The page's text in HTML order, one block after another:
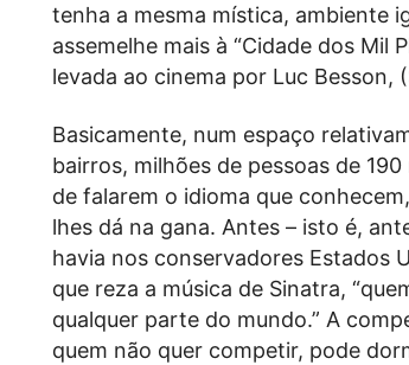
tenha a mesma mística, ambiente
assemelhe mais à “Cidade dos Mil
levada ao cinema por Luc Besson,
Basicamente, num espaço
bairros, milhões de pessoas de
de falarem o idioma que
lhes dá na gana. Antes – isto é,
havia nos conservadores Estados
que reza a música de Sinatra,
qualquer parte do mundo.” A
quem não quer competir, pode